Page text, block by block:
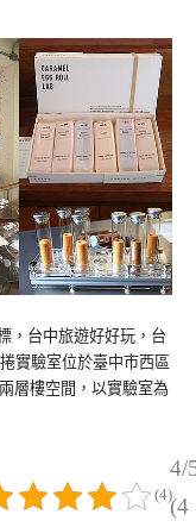
，台中旅遊好好玩，台
實驗室位於臺中市西區
層樓空間，以實驗室為
4/
(4
(4)